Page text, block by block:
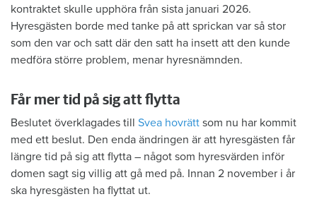
kontraktet skulle upphöra från sista januari 2026.
Hyresgästen borde med tanke på att sprickan var så stor
som den var och satt där den satt ha insett att den kunde
medföra större problem, menar hyresnämnden.
Får mer tid på sig att flytta
Beslutet överklagades till Svea hovrätt som nu har kommit
med ett beslut. Den enda ändringen är att hyresgästen får
längre tid på sig att flytta – något som hyresvärden inför
domen sagt sig villig att gå med på. Innan 2 november i år
ska hyresgästen ha flyttat ut.